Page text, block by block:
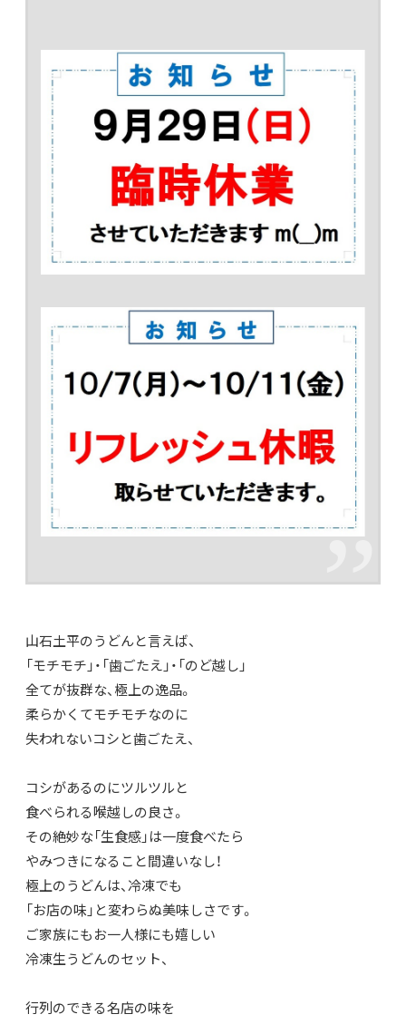
山石土平のうどんと言えば、
「モチモチ」・「歯ごたえ」・「のど越し」
全てが抜群な、極上の逸品。
柔らかくてモチモチなのに
失われないコシと歯ごたえ、
コシがあるのにツルツルと
食べられる喉越しの良さ。
その絶妙な「生食感」は一度食べたら
やみつきになること間違いなし！
極上のうどんは、冷凍でも
「お店の味」と変わらぬ美味しさです。
ご家族にもお一人様にも嬉しい
冷凍生うどんのセット、
行列のできる名店の味を